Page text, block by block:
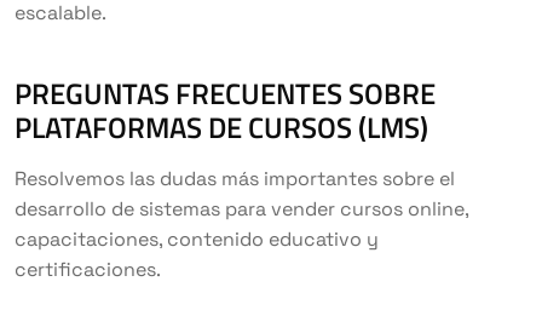
escalable.
PREGUNTAS FRECUENTES SOBRE
PLATAFORMAS DE CURSOS (LMS)
Resolvemos las dudas más importantes sobre el
desarrollo de sistemas para vender cursos online,
capacitaciones, contenido educativo y
certificaciones.